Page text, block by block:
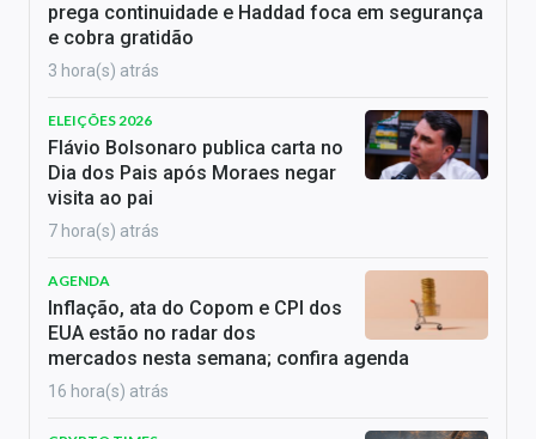
prega continuidade e Haddad foca em segurança
e cobra gratidão
3 hora(s) atrás
ELEIÇÕES 2026
Flávio Bolsonaro publica carta no
Dia dos Pais após Moraes negar
visita ao pai
7 hora(s) atrás
AGENDA
Inflação, ata do Copom e CPI dos
EUA estão no radar dos
mercados nesta semana; confira agenda
16 hora(s) atrás